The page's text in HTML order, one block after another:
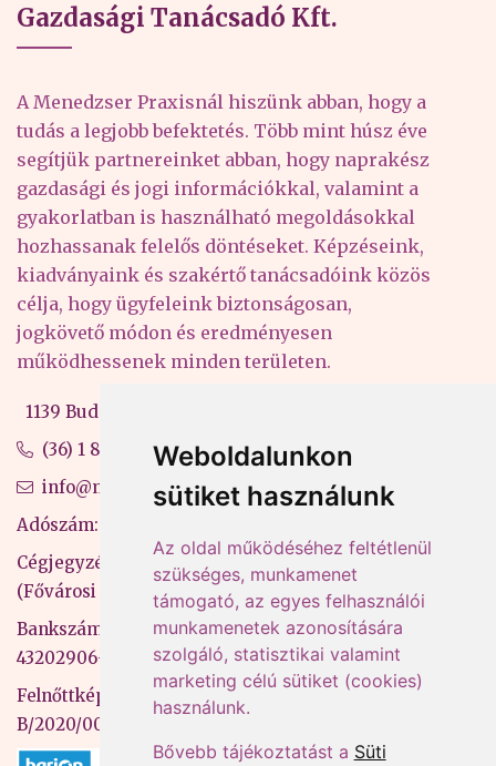
Weboldalunkon
sütiket használunk
Az oldal működéséhez feltétlenül
szükséges, munkamenet
támogató, az egyes felhasználói
munkamenetek azonosítására
szolgáló, statisztikai valamint
marketing célú sütiket (cookies)
használunk.
Bővebb tájékoztatást a Süti
Gazdasági Tanácsadó Kft.
A Menedzser Praxisnál hiszünk abban, hogy a
tudás a legjobb befektetés. Több mint húsz éve
segítjük partnereinket abban, hogy naprakész
gazdasági és jogi információkkal, valamint a
gyakorlatban is használható megoldásokkal
hozhassanak felelős döntéseket. Képzéseink,
kiadványaink és szakértő tanácsadóink közös
célja, hogy ügyfeleink biztonságosan,
jogkövető módon és eredményesen
működhessenek minden területen.
1139 Budapest, Váci út 99-105. 4. em.
(36) 1 880 76 00
info@mprx.hu
Adószám: 13598145-2-41
Cégjegyzékszám: 01-09-883770
(Fővárosi Bíróság)
Bankszámlaszám: CIB Bank, 10700581-
43202906-51100005
Felnőttképzési nyilvántartási szám:
B/2020/000053